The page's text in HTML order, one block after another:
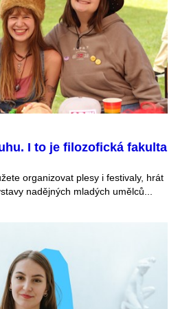
I to je filozofická fakulta
organizovat plesy i festivaly, hrát
nadějných mladých umělců...